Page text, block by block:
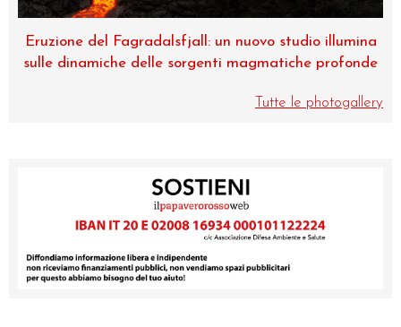
Museo di Zoologia, una perla dell’Università di
Catania
Tutte le photogallery